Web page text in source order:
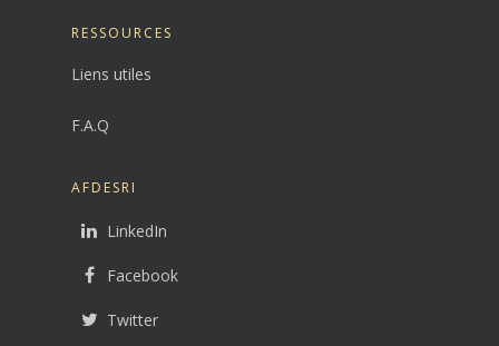
RESSOURCES
Liens utiles
F.A.Q
AFDESRI
LinkedIn
Facebook
Twitter